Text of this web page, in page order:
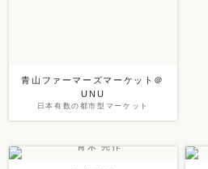
青山ファーマーズマーケット＠
UNU
日本有数の都市型マーケット